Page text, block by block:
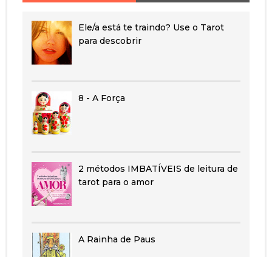
Ele/a está te traindo? Use o Tarot
para descobrir
8 - A Força
2 métodos IMBATÍVEIS de leitura de
tarot para o amor
A Rainha de Paus